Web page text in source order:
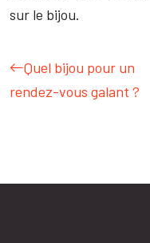
sur le bijou.
Quel bijou pour un
rendez-vous galant ?